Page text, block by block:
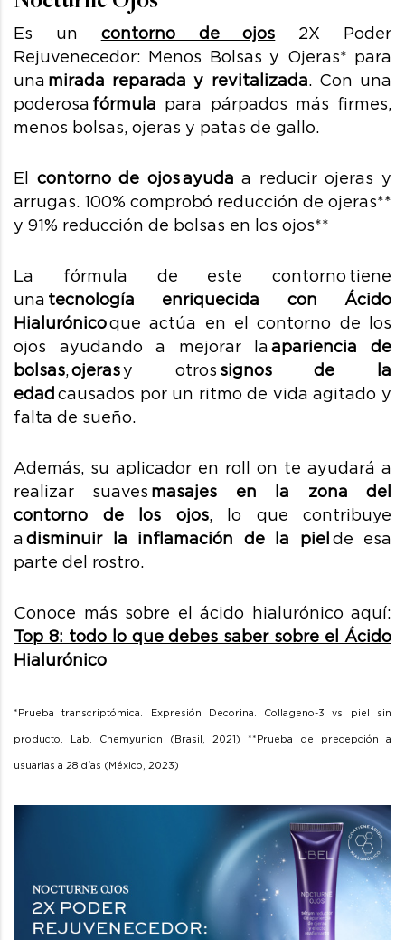
Es un contorno de ojos 2X Poder
Rejuvenecedor: Menos Bolsas y Ojeras* para
una mirada reparada y revitalizada. Con una
poderosa fórmula para párpados más firmes,
menos bolsas, ojeras y patas de gallo.
El contorno de ojos ayuda a reducir ojeras y
arrugas. 100% comprobó reducción de ojeras**
y 91% reducción de bolsas en los ojos**
La fórmula de este contorno tiene
una tecnología enriquecida con Ácido
Hialurónicoque actúa en el contorno de los
ojos ayudando a mejorar laapariencia de
bolsas,ojerasy otros signos de la
edad causados por un ritmo de vida agitado y
falta de sueño.
Además, su aplicador en roll on te ayudará a
realizar suaves masajes en la zona del
contorno de los ojos, lo que contribuye
adisminuir la inflamación de la piel de esa
parte del rostro.
Conoce más sobre el ácido hialurónico aquí:
Top 8: todo lo que debes saber sobre el Ácido
Hialurónico
*Prueba transcriptómica. Expresión Decorina. Collageno-3 vs piel sin
producto. Lab. Chemyunion (Brasil, 2021) **Prueba de precepción a
usuarias a 28 días (México, 2023)